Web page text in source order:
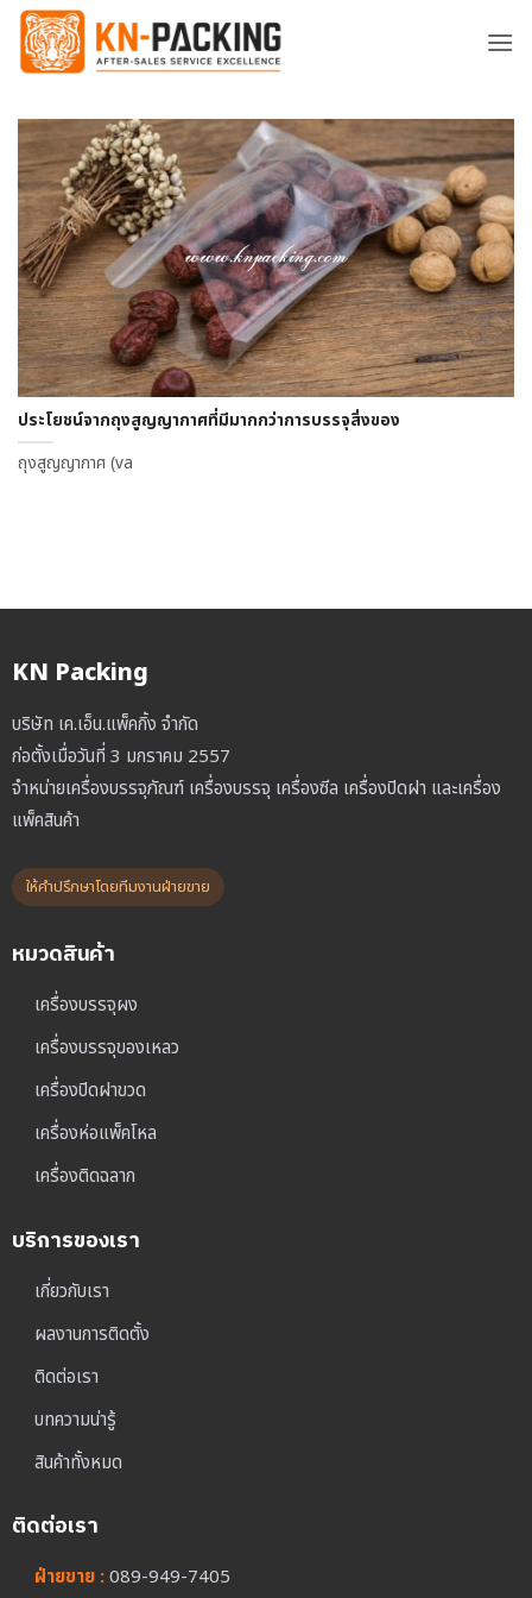
ข้าม
ยัง
ประโยชน์จากถุงสูญญากาศที่มีมากกว่าการบรรจุสิ่งของ
ถุงสูญญากาศ (va
KN Packing
บริษัท เค.เอ็น.แพ็คกิ้ง จำกัด
ก่อตั้งเมื่อวันที่ 3 มกราคม 2557
จำหน่ายเครื่องบรรจุภัณฑ์ เครื่องบรรจุ เครื่องซีล เครื่องปิดฝา และเครื่อง
แพ็คสินค้า
ให้คำปรึกษาโดยทีมงานฝ่ายขาย
หมวดสินค้า
เครื่องบรรจุผง
เครื่องบรรจุของเหลว
เครื่องปิดฝาขวด
เครื่องห่อแพ็คโหล
เครื่องติดฉลาก
บริการของเรา
เกี่ยวกับเรา
ผลงานการติดตั้ง
ติดต่อเรา
บทความน่ารู้
สินค้าทั้งหมด
ติดต่อเรา
ฝ่ายขาย :089-949-7405